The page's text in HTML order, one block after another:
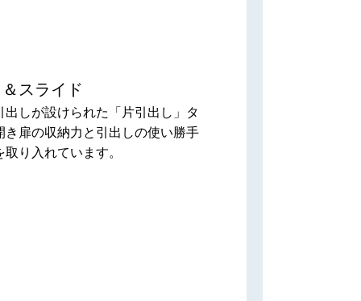
スライド
出しが設けられた「片引出し」タ
き扉の収納力と引出しの使い勝手
り入れています。